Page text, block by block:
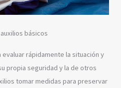
básicos
rápidamente la situación y
propia seguridad y la de otros
tomar medidas para preservar